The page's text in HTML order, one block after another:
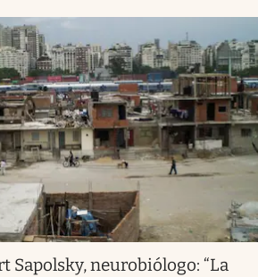
Sapolsky, neurobiólogo: “La